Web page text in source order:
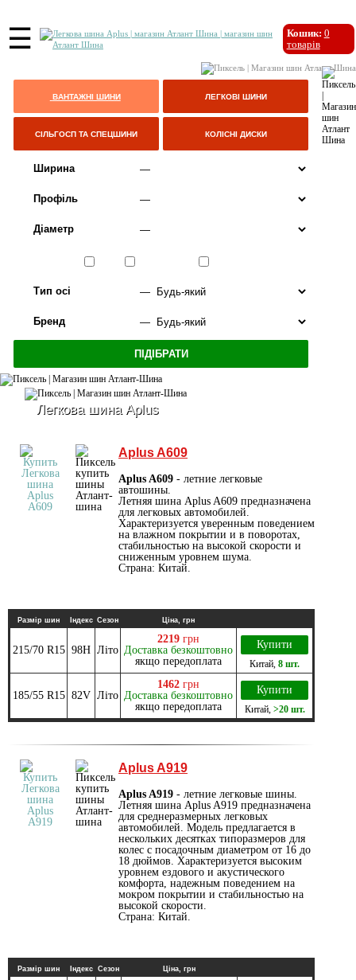
☰ Кошик: 0
товарів
ВАНТАЖНІ ШИНИ ЛЕГКОВІ ШИНИ
СІЛЬГОСП ТА СПЕЦШИНИ КОЛІСНІ ДИСКИ
Ширина
Профіль
Діаметр
Тип осі
Бренд
Легкова шина Aplus
Aplus A609
Aplus A609 - летние легковые
автошины.
Летняя шина Aplus A609 предназначена
для легковых автомобилей.
Характеризуется уверенным поведением
на влажном покрытии и в поворотах,
стабильностью на высокой скорости и
сниженным уровнем шума.
Страна: Китай.
Размір шин Індекс Сезон Ціна, грн
215/70 R15 98H Літо
2219 грн
Доставка безкоштовно
якщо передоплата
Купити
Китай 8 шт.
185/55 R15 82V Літо
1462 грн
Доставка безкоштовно
якщо передоплата
Купити
Китай, >20 шт.
Aplus A919
Aplus A919 - летние легковые шины.
Летняя шина Aplus A919 предназначена
для среднеразмерных легковых
автомобилей. Модель предлагается в
нескольких десятках типоразмеров для
колес с посадочным диаметром от 16 до
18 дюймов. Характеризуется высоким
уровнем ездового и акустического
комфорта, надежным поведением на
мокром покрытии и стабильностью на
высокой скорости.
Страна: Китай.
Размір шин Індекс Сезон Ціна, грн